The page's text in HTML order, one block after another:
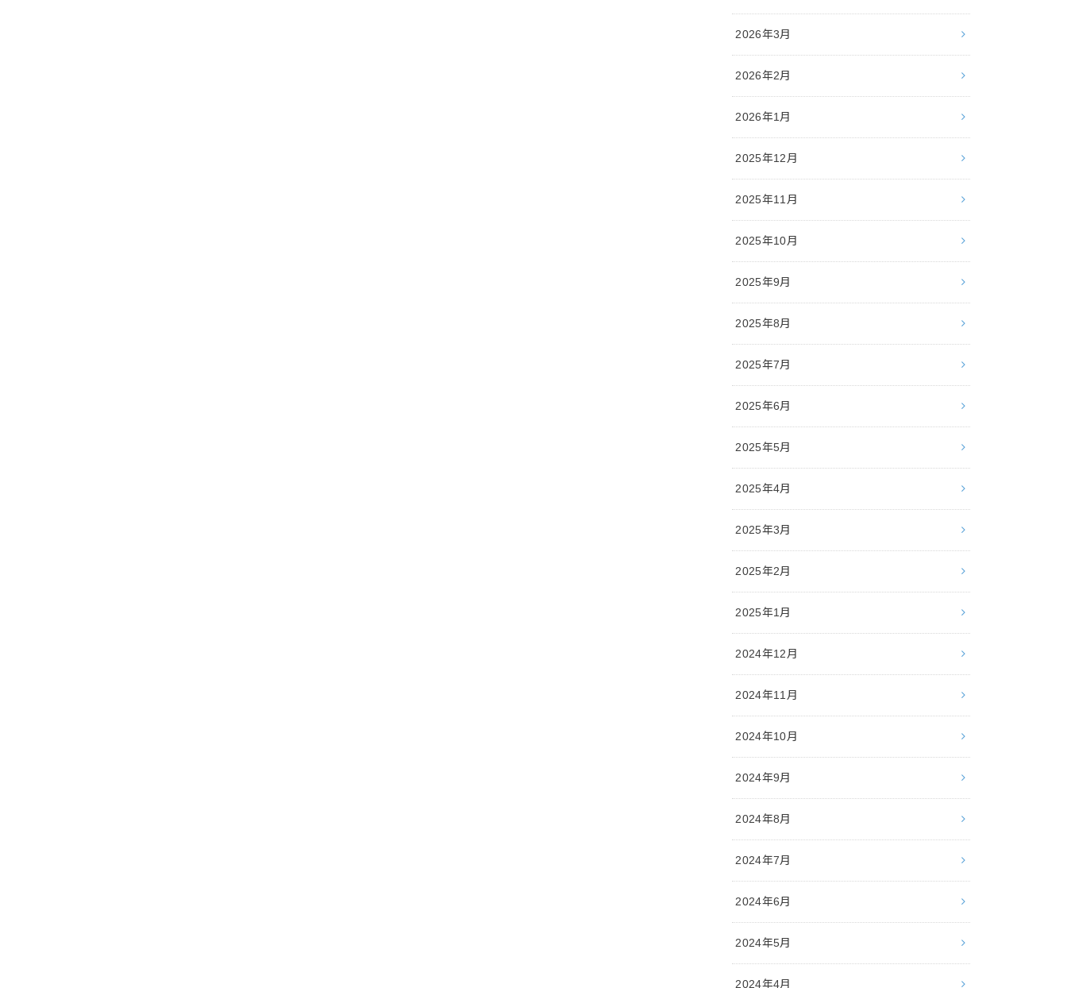
2026年3月
2026年2月
2026年1月
2025年12月
2025年11月
2025年10月
2025年9月
2025年8月
2025年7月
2025年6月
2025年5月
2025年4月
2025年3月
2025年2月
2025年1月
2024年12月
2024年11月
2024年10月
2024年9月
2024年8月
2024年7月
2024年6月
2024年5月
2024年4月